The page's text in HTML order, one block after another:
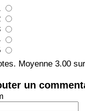
Moyenne 3.00
un